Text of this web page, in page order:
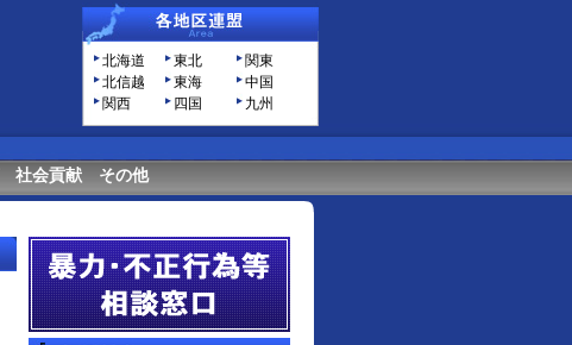
北海道 東北
関東
北信越
東海
中国
関西
四国 九州
社会貢献 その他